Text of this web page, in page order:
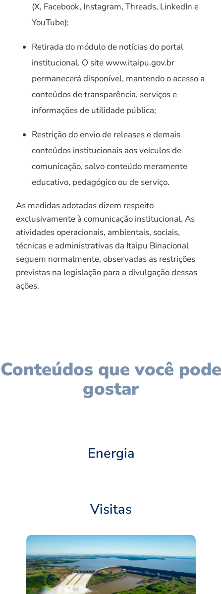
(X, Facebook, Instagram, Threads, LinkedIn e
YouTube);
Retirada do módulo de notícias do portal
institucional. O site www.itaipu.gov.br
permanecerá disponível, mantendo o acesso a
conteúdos de transparência, serviços e
informações de utilidade pública;
Restrição do envio de releases e demais
conteúdos institucionais aos veículos de
comunicação, salvo conteúdo meramente
educativo, pedagógico ou de serviço.
As medidas adotadas dizem respeito
exclusivamente à comunicação institucional. As
atividades operacionais, ambientais, sociais,
técnicas e administrativas da Itaipu Binacional
seguem normalmente, observadas as restrições
previstas na legislação para a divulgação dessas
ações.
Conteúdos que você pode
gostar
Energia
Visitas